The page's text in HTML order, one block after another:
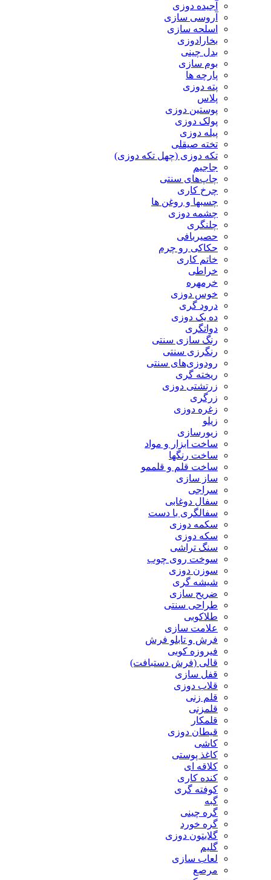
آجیده دوزی
آروسی سازی
اسلحه سازی
بخارادوزی
بدل چینی
بوم سازی
پارچه ها
پته دوزی
پلاس
پوستین دوزی
پولک دوزی
پیله دوزی
تخته صیقلی
تکه دوزی (چهل تکه دوزی)
جاجیم
چاپ‌های سنتی
چرخ کاری
چسبها و روغن ها
چشمه دوزی
چلنگری
حصیربافی
حکاکی رو چرم
خاتم کاری
خراطی
خرمهره
خوس دوزی
درود گری
ده یک دوزی
دواتگری
رنگ سازی سنتی
رنگرزی سنتی
رودوزی‌های سنتی
ریخته گری
زرتشتی دوزی
زرگری
زغره دوزی
زیلو
زیورسازی
ساخت ابزار و مواد
ساخت رنگها
ساخت قلم و قلممو
ساز سازی
سراجی
سفال دوغابی
سفالگری با دست
سکمه دوزی
سکه دوزی
سنگ تراشی
سوخت روی چوب
سوزن دوزی
شیشه گری
ضریح سازی
طراحی سنتی
طلاکوبی
علامت سازی
فرش و تابلو فرش
فیروزه کوبی
قالی (فرش دستبافت)
قفل سازی
قلاب دوزی
قلم زنی
قلمزنی
قلمکار
قیطان دوزی
کاشی
کاغذ پوستی
کلاقه ای
کنده کاری
کوفته گری
گبه
گره چینی
گره خورد
گلابتون دوزی
گلیم
لعاب سازی
مرصع